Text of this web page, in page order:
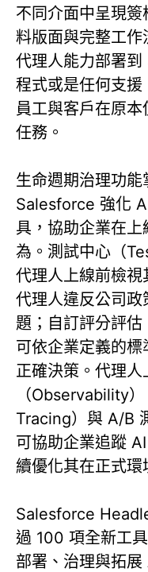
不同介面中呈現
料版面與完整工
代理人能力部署
程式或是任何支
員工與客戶在原
任務。
生命週期治理功能
Salesforce 強化
具，協助企業在
為。測試中心（
代理人上線前檢
代理人違反公司政
題；自訂評分評
可依企業定義的
正確決策。代理
（Observability
Tracing）與 A/B
可協助企業追蹤
續優化其在正式環
Salesforce
過 100 項全新工
部署、治理與拓